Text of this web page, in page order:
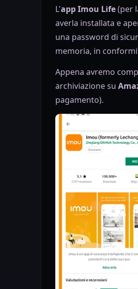
L'app Imou Life(per
averla installata e
una password di
memoria, in
Appena avremo
archiviazione su
pagamento).